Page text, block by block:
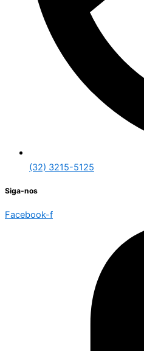
(32) 3215-5125
Siga-nos
Facebook-f